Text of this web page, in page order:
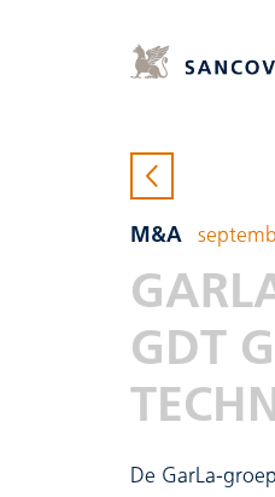
M&A
GDT
De GarLa-